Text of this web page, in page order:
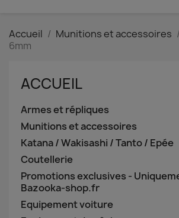
Accueil Munitions et accessoires
6mm
ACCUEIL
Armes et répliques
Munitions et accessoires
Katana / Wakisashi / Tanto / Epée
Coutellerie
Promotions exclusives -
Bazooka-shop.fr
Equipement voiture